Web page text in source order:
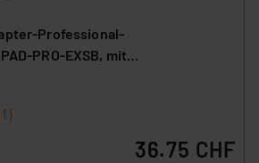
Professional-
PRO-EXSB, mit
36.75 CHF